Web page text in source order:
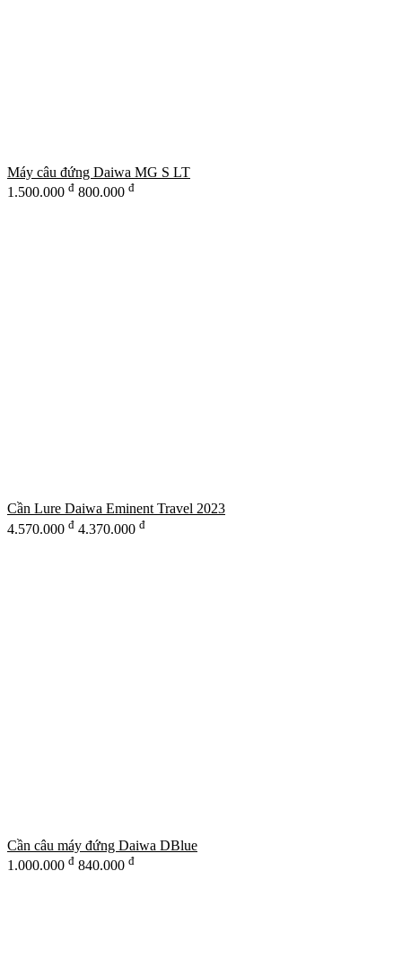
Máy câu đứng Daiwa MG S LT
1.500.000 đ 800.000 đ
Cần Lure Daiwa Eminent Travel 2023
4.570.000 đ 4.370.000 đ
Cần câu máy đứng Daiwa DBlue
1.000.000 đ 840.000 đ